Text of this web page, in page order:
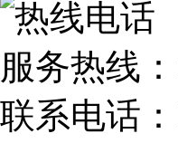
服务热线：
联系电话：